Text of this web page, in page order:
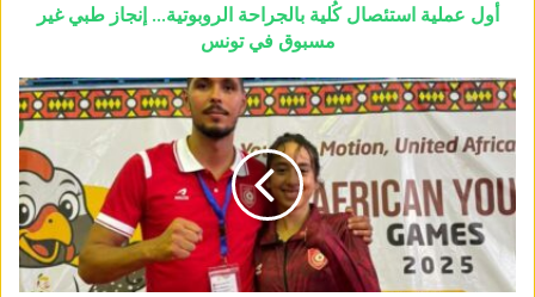
أول عملية استئصال كُلية بالجراحة الروبوتية… إنجاز طبي غير
مسبوق في تونس